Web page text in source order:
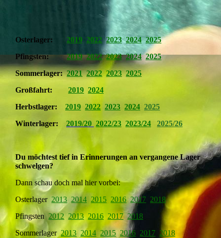
Osterlager: 2019 2022 2023 2024 2025
Pfingsten:2019 2022 2023 2024 2025
Sommerlager: 2021 2022 2023 2025
Großfahrt:2019 2024
Herbstlager:2019 2022 2023 2024 2025
Winterlager:2019/20 2022/23 2023/24 2025/26
Du möchtest tief in Erinnerungen an vergangene Lager
schwelgen?
Dann schau doch mal hier vorbei:
Osterlager2013 2014 2015 2016 2017 2018
Pfingsten 2012 2013 2016 2017 2018
Sommerlager2013 2014 2015 2016 2017 2018